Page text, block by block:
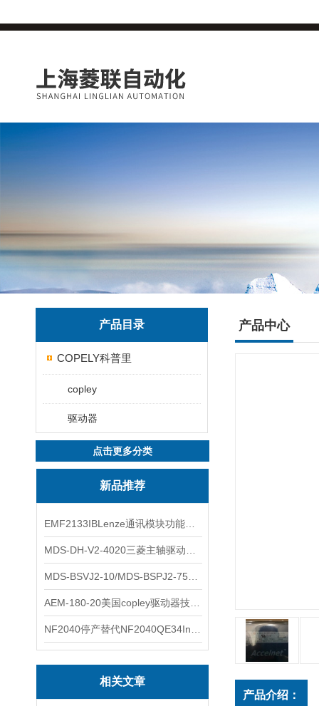
产品目录
COPELY科普里
copley
驱动器
点击更多分类
新品推荐
相关文章
产品中心
产品介绍：